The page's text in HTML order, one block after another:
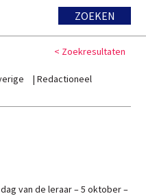
ZOEKEN
< Zoekresultaten
Redactioneel
van de leraar – 5 oktober –